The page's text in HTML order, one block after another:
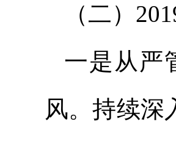
（二）
一是从严
风。持续深